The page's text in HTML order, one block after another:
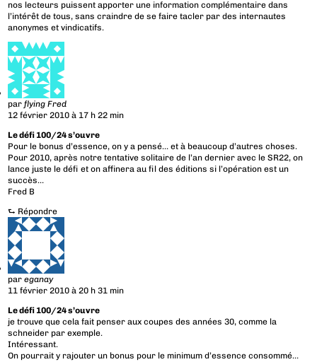
nos lecteurs puissent apporter une information complémentaire dans
l’intérêt de tous, sans craindre de se faire tacler par des internautes
anonymes et vindicatifs.
parflying Fred
12 février 2010 à 17 h 22 min
Le défi 100/24 s’ouvre
Pour le bonus d’essence, on y a pensé… et à beaucoup d’autres choses.
Pour 2010, après notre tentative solitaire de l’an dernier avec le SR22, on
lance juste le défi et on affinera au fil des éditions si l’opération est un
succès…
Fred B
⮑ Répondre
pareganay
11 février 2010 à 20 h 31 min
Le défi 100/24 s’ouvre
je trouve que cela fait penser aux coupes des années 30, comme la
schneider par exemple.
Intéressant.
On pourrait y rajouter un bonus pour le minimum d’essence consommé…